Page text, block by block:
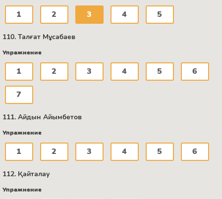
1 2 3 4 5
110. Талғат Мұсабаев
Упражнение
1 2 3 4 5 6
7
111. Айдын Айымбетов
Упражнение
1 2 3 4 5 6
112. Қайталау
Упражнение